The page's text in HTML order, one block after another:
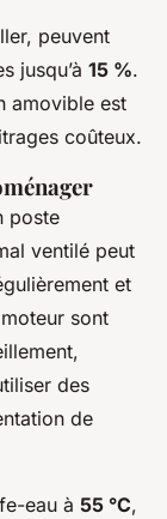
peuvent
jusqu’à 15 %.
amovible est
coûteux.
poste
ventilé peut
et
sont
des
de
eau à 55 °C,